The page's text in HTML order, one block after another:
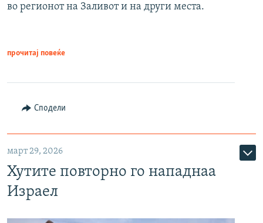
во регионот на Заливот и на други места.
прочитај повеќе
Сподели
март 29, 2026
Хутите повторно го нападнаа
Израел